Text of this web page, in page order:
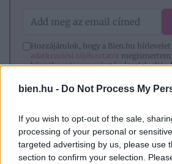
bien.hu - Do Not Process My
If you wish to opt-out of the sale,
processing of your personal or
targeted advertising by us, please use
section to confirm your selection.
Hozzájárulok, hogy a Bien.hu
adatkezelési tájékoztatót
bármikor visszavonható a levelek alján
🎥 Egy kanál a dobba, és újra
törölköző